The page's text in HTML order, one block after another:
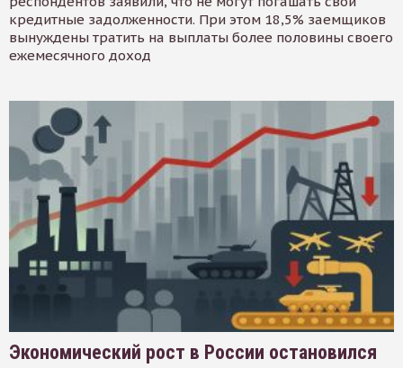
кредитные задолженности. При этом 18,5% заемщиков
вынуждены тратить на выплаты более половины своего
ежемесячного доход
Экономический рост в России остановился